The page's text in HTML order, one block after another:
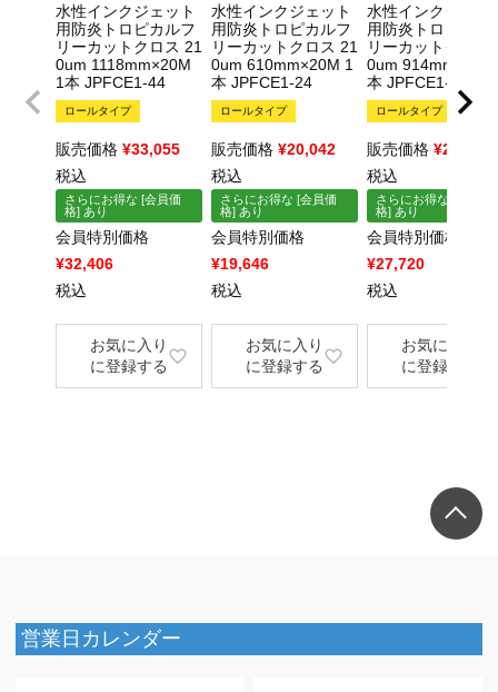
水性インクジェット
用防炎トロピカルフ
リーカットクロス 21
0um 1118mm×20M
1本 JPFCE1-44
ロールタイプ
販売価格 ¥33,055
税込
さらにお得な [会員価
格] あり
会員特別価格
¥32,406
税込
お気に入り
に登録する
水性インクジェット
用防炎トロピカルフ
リーカットクロス 21
0um 610mm×20M 1
本 JPFCE1-24
ロールタイプ
販売価格 ¥20,042
税込
さらにお得な [会員価
格] あり
会員特別価格
¥19,646
税込
お気に入り
に登録する
水性インクジェッ
用防炎トロピカル
リーカットクロス
0um
本 JPFCE1-36
ロールタイプ
販売価格 ¥28,281
税込
さらにお得な [会員価
格] あり
会員特別価格
¥27,720
税込
お気に入り
に登録する
営業日カレンダー